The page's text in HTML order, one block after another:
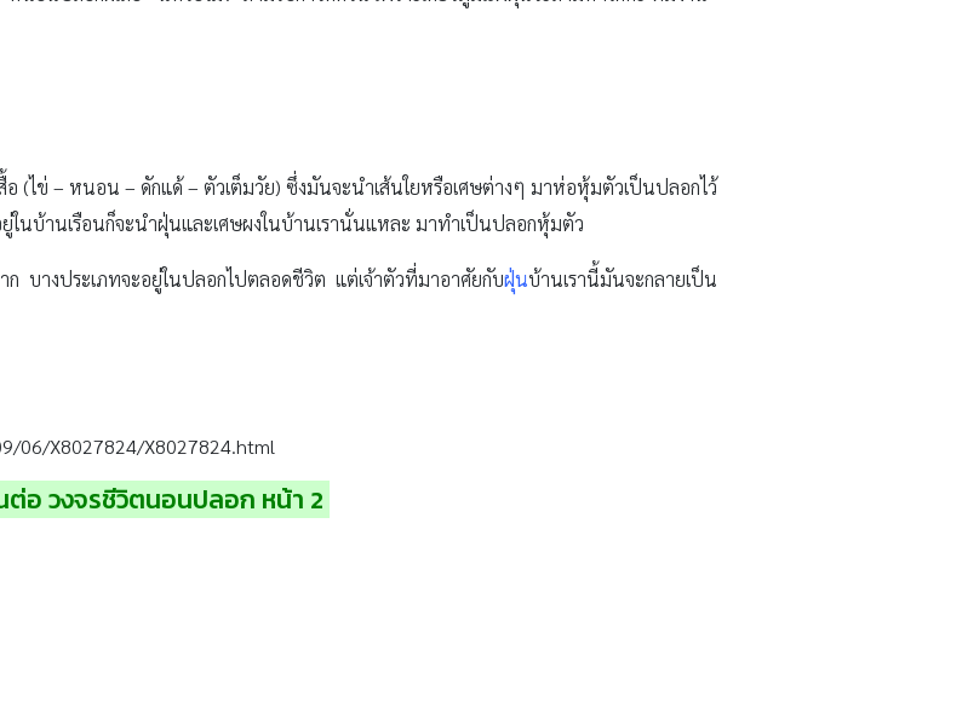
(ไข่ – หนอน – ดักแด้ – ตัวเต็มวัย) ซึ่งมันจะนำเส้นใยหรือเศษต่างๆ มาห่อหุ้มตัวเป็นปลอกไว้
บ้านเรือนก็จะนำฝุ่นและเศษผงในบ้านเรานั่นแหละ มาทำเป็นปลอกหุ้มตัว
บางประเภทจะอยู่ในปลอกไปตลอดชีวิต แต่เจ้าตัวที่มาอาศัยกับฝุ่นบ้านเรานี้มันจะกลายเป็น
06/X8027824/X8027824.html
ต่อ วงจรชีวิตนอนปลอก หน้า 2